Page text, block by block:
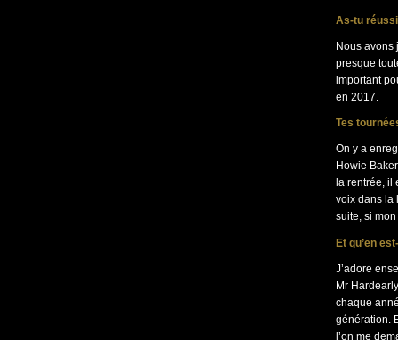
As-tu
Nous avons
presque
important
en 2017.
Tes
On y a
Howie
la rentrée,
voix dans la
suite, si
Et qu’en
J’adore
Mr
chaque
génération.
l’on me